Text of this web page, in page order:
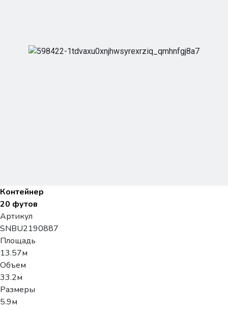
Контейнер
20 футов
Артикул
SNBU2190887
Площадь
13.57м
Объем
33.2м
Размеры
5.9м